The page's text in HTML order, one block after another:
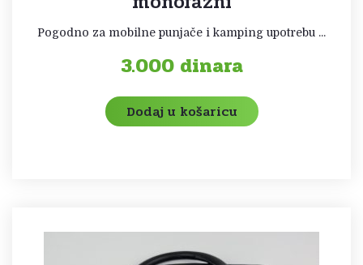
Pogodno za mobilne punjače i kamping upotrebu ...
3.000 dinara
Dodaj u košaricu